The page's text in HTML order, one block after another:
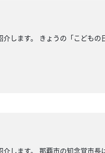
します。 きょうの「こども
します。 那覇市の知念覚市